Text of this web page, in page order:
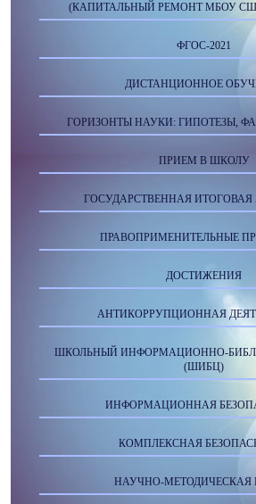
(КАПИТАЛЬНЫЙ РЕМОНТ МБОУ СШ
ФГОС-2021
ДИСТАНЦИОННОЕ
ГОРИЗОНТЫ НАУКИ: ГИПОТЕЗЫ,
ПРИЕМ В ШКОЛУ
ГОСУДАРСТВЕННАЯ ИТОГОВАЯ
ПРАВОПРИМЕНИТЕЛЬНЫЕ
ДОСТИЖЕНИЯ
АНТИКОРРУПЦИОННАЯ
ШКОЛЬНЫЙ ИНФОРМАЦИОННО-
(ШИБЦ)
ИНФОРМАЦИОННАЯ
КОМПЛЕКСНАЯ
НАУЧНО-МЕТОДИЧЕСКАЯ